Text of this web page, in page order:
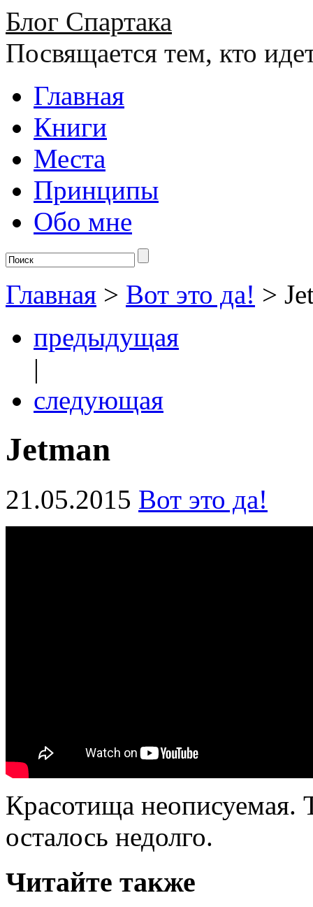
Блог Спартака
Посвящается тем, кто
Главная
Книги
Места
Принципы
Обо мне
Главная > Вот это да! >
предыдущая
|
следующая
Jetman
21.05.2015 Вот это да!
Красотища неописуемая.
осталось недолго.
Читайте также